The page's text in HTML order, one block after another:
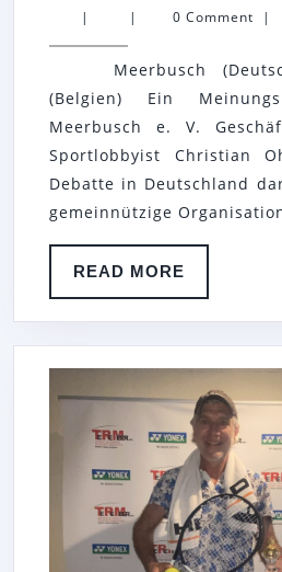
| | 0 Comment |
Meerbusch
(Belgien) Ein
Meerbusch e. V.
Sportlobbyist Christian
Debatte in Deutschland
gemeinnützige
READ MORE
MORE